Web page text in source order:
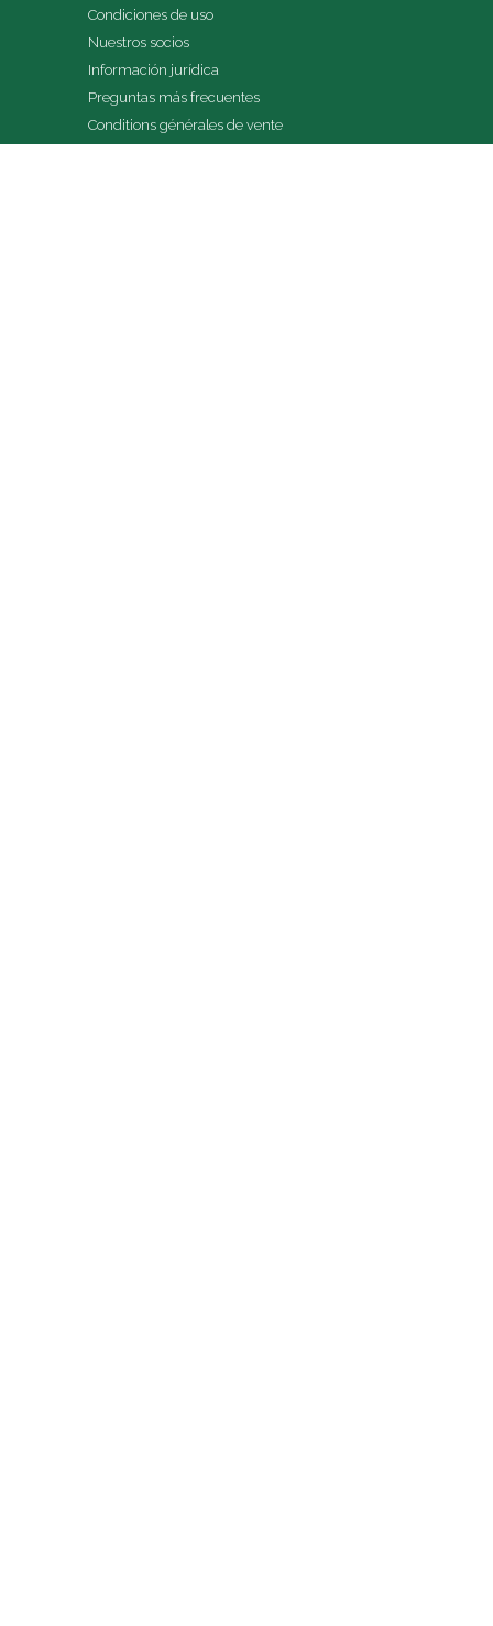
Condiciones de uso
Nuestros socios
Información jurídica
Preguntas más frecuentes
Conditions générales de vente